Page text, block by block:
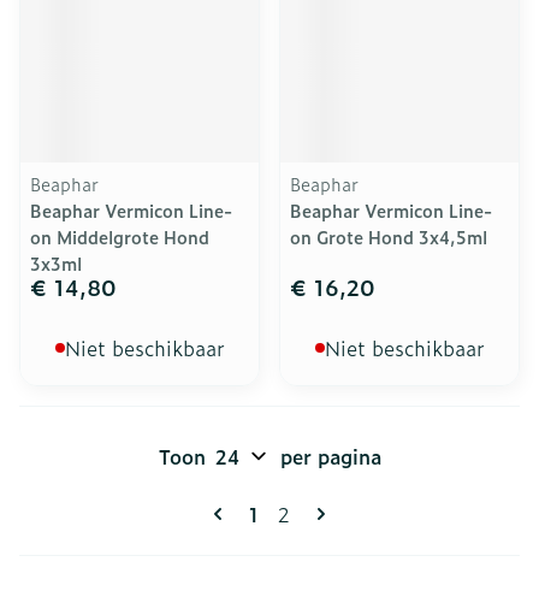
Beaphar
Beaphar Vermicon Line-
on Middelgrote Hond
3x3ml
€ 14,80
Niet beschikbaar
Beaphar
Beaphar Vermicon Line-
on Grote Hond 3x4,5ml
€ 16,20
Niet beschikbaar
Pagina's
U lees momenteel pagina
1 Pagina
2
Toon per pagina